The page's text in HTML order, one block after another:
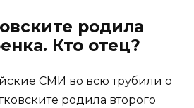
родила
Кто отец?
СМИ во всю трубили о
родила второго